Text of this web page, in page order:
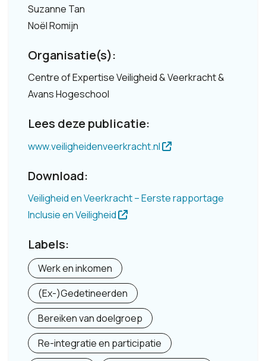
Suzanne Tan
Noël Romijn
Organisatie(s):
Centre of Expertise Veiligheid & Veerkracht &
Avans Hogeschool
Lees deze publicatie:
www.veiligheidenveerkracht.nl
Download:
Veiligheid en Veerkracht – Eerste rapportage
Inclusie en Veiligheid
Labels:
Werk en inkomen
(Ex-)Gedetineerden
Bereiken van doelgroep
Re-integratie en participatie